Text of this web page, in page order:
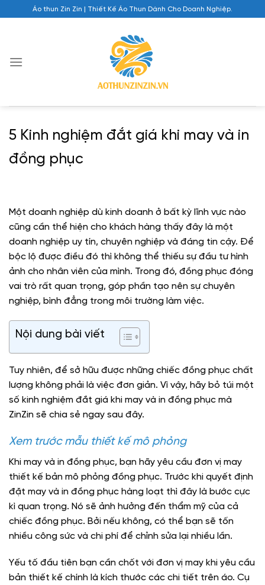
Áo thun Zin Zin | Thiết Kế Áo Thun Dành Cho Doanh Nghiệp.
5 Kinh nghiệm đắt giá khi may và in
đồng phục
Một doanh nghiệp dù kinh doanh ở bất kỳ lĩnh vực nào
cũng cần thể hiện cho khách hàng thấy đây là một
doanh nghiệp uy tín, chuyên nghiệp và đáng tin cậy. Để
bộc lộ được điều đó thì không thể thiếu sự đầu tư hình
ảnh cho nhân viên của mình. Trong đó, đồng phục đóng
vai trò rất quan trọng, góp phần tạo nên sự chuyên
nghiệp, bình đẳng trong môi trường làm việc.
Nội dung bài viết
Tuy nhiên, để sở hữu được những chiếc đồng phục chất
lượng không phải là việc đơn giản. Vì vậy, hãy bỏ túi một
số kinh nghiệm đắt giá khi may và in đồng phục mà
ZinZin sẽ chia sẻ ngay sau đây.
Xem trước mẫu thiết kế mô phỏng
Khi may và in đồng phục, bạn hãy yêu cầu đơn vị may
thiết kế bản mô phỏng đồng phục. Trước khi quyết định
đặt may và in đồng phục hàng loạt thì đây là bước cực
kì quan trọng. Nó sẽ ảnh hưởng đến thẩm mỹ của cả
chiếc đồng phục. Bởi nếu không, có thể bạn sẽ tốn
nhiều công sức và chi phí để chỉnh sửa lại nhiều lần.
Yếu tố đầu tiên bạn cần chốt với đơn vị may khi yêu cầu
bản thiết kế chính là kích thước các chi tiết trên áo. Cụ